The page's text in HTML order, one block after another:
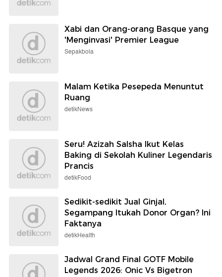
Xabi dan Orang-orang Basque yang
'Menginvasi' Premier League
Sepakbola
Malam Ketika Pesepeda Menuntut
Ruang
detikNews
Seru! Azizah Salsha Ikut Kelas
Baking di Sekolah Kuliner Legendaris
Prancis
detikFood
Sedikit-sedikit Jual Ginjal,
Segampang Itukah Donor Organ? Ini
Faktanya
detikHealth
Jadwal Grand Final GOTF Mobile
Legends 2026: Onic Vs Bigetron